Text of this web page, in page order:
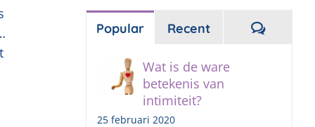
Popular Recent
Wat is de ware
betekenis van
intimiteit?
25 februari 2020